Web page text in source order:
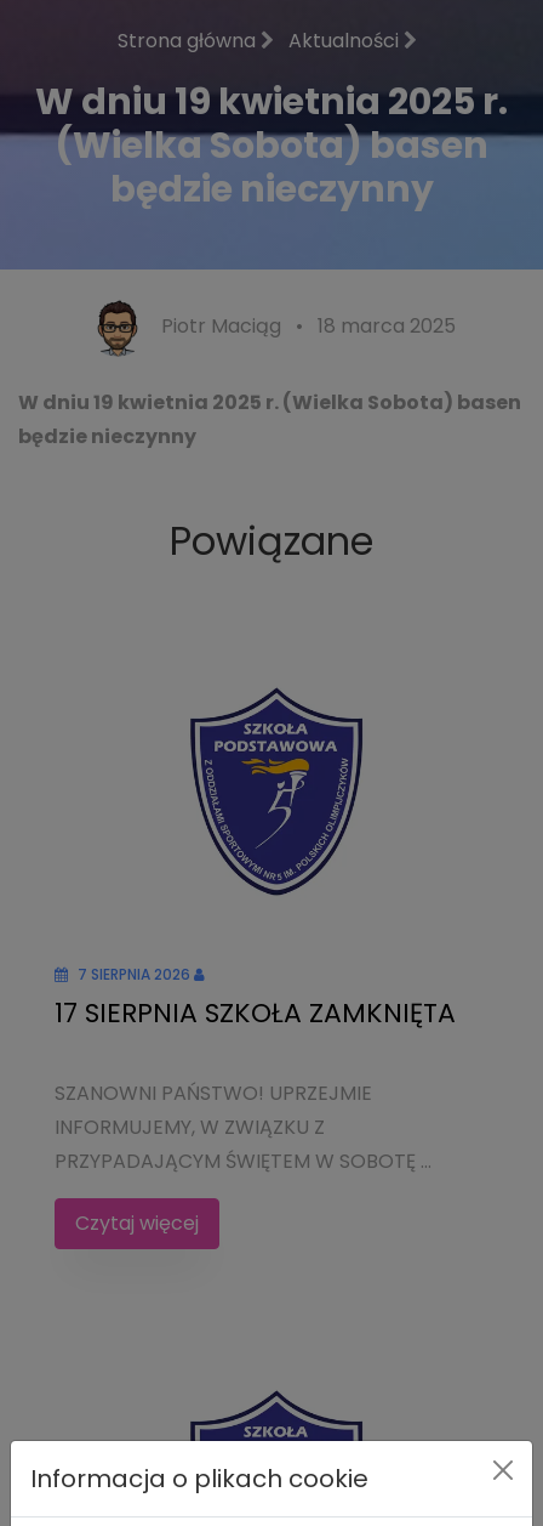
Strona główna Aktualności
W dniu 19 kwietnia 2025 r.
(Wielka Sobota) basen
będzie nieczynny
Piotr Maciąg • 18 marca 2025
W dniu 19 kwietnia 2025 r. (Wielka Sobota) basen
będzie nieczynny
Powiązane
7 SIERPNIA 2026
17 SIERPNIA SZKOŁA ZAMKNIĘTA
SZANOWNI PAŃSTWO! UPRZEJMIE
INFORMUJEMY, W ZWIĄZKU Z
PRZYPADAJĄCYM ŚWIĘTEM W SOBOTĘ ...
Czytaj więcej
Informacja o plikach cookie